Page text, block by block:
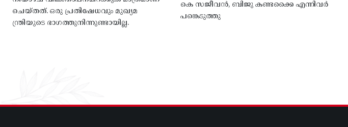
ചെയ്തത്. ഒരു പ്രതിഷേധവും മുഖ്യമ
ന്ത്രിയുടെ ഭാഗത്തുനിന്നുണ്ടായില്ല.
കെ സജീവൻ, ബിജു കണ്ടക്കൈ എന്നിവർ
പങ്കെടുത്തു